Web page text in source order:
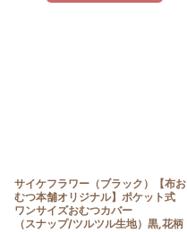
サイケフラワー（ブラック）【布お
むつ本舗オリジナル】ポケット式
ワンサイズおむつカバー
（スナップ/ツルツル生地）黒,花柄